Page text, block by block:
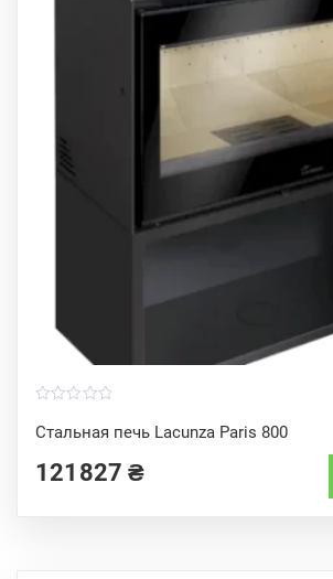
Стальная печь Lacunza Paris 800
o
u
o
121827₴